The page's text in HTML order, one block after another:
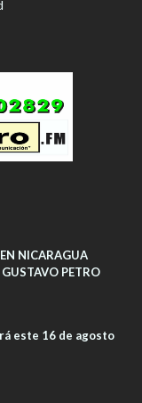
NICARAGUA
PETRO
este 16 de agosto